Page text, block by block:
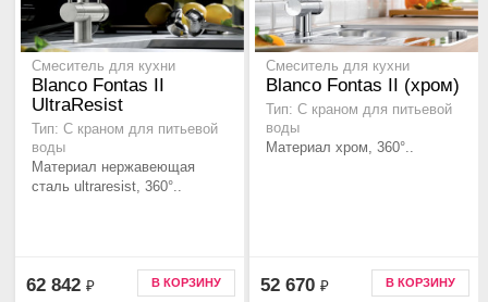
Смеситель для кухни
Blanco Fontas II
UltraResist
Тип: С краном для питьевой
воды
Материал нержавеющая
сталь ultraresist, 360°..
62 842 ₽ В КОРЗИНУ
Смеситель для кухни
Blanco Fontas II (хром)
Тип: С краном для питьевой
воды
Материал хром, 360°..
52 670 ₽ В КОРЗИНУ